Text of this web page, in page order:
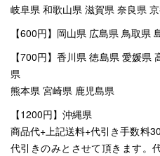
岐阜県 和歌山県 滋賀県 奈良県
【600円】岡山県 広島県 鳥取県
【700円】香川県 徳島県 愛媛県
県
熊本県 宮崎県 鹿児島県
【1200円】沖縄県
商品代+上記送料+代引き手数料
代引きのみとさせて頂きます。